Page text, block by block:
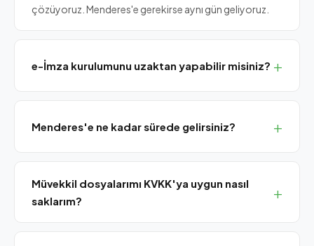
çözüyoruz. Menderes'e gerekirse aynı gün geliyoruz.
e-İmza kurulumunu uzaktan yapabilir misiniz?
Menderes'e ne kadar sürede gelirsiniz?
Müvekkil dosyalarımı KVKK'ya uygun nasıl
saklarım?